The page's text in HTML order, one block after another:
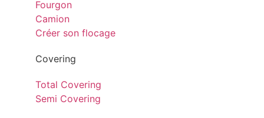
Fourgon
Camion
Créer son flocage
Covering
Total Covering
Semi Covering